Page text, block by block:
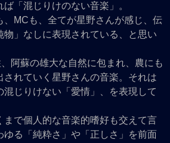
「混じりけのない音楽」。
、MCも、全てが星野さんが感じ、伝
物」なしに表現されている、と思い
阿蘇の雄大な自然に包まれ、農にも
されていく星野さんの音楽。それは
混じりけない「愛情」、を表現して
まで個人的な音楽的嗜好も交えて言
ゆる「純粋さ」や「正しさ」を前面